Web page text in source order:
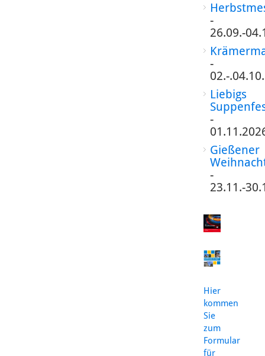
-
26.09.-
-
02.-
Liebigs
-
Gießener
-
23.11.-
Hier
kommen
Sie
zum
Formular
für